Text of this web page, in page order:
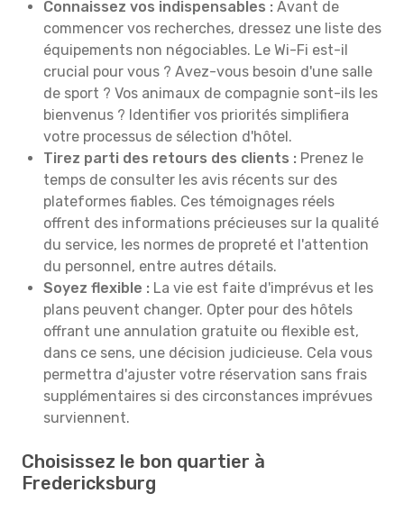
Connaissez vos indispensables : Avant de
commencer vos recherches, dressez une liste des
équipements non négociables. Le Wi-Fi est-il
crucial pour vous ? Avez-vous besoin d'une salle
de sport ? Vos animaux de compagnie sont-ils les
bienvenus ? Identifier vos priorités simplifiera
votre processus de sélection d'hôtel.
Tirez parti des retours des clients : Prenez le
temps de consulter les avis récents sur des
plateformes fiables. Ces témoignages réels
offrent des informations précieuses sur la qualité
du service, les normes de propreté et l'attention
du personnel, entre autres détails.
Soyez flexible : La vie est faite d'imprévus et les
plans peuvent changer. Opter pour des hôtels
offrant une annulation gratuite ou flexible est,
dans ce sens, une décision judicieuse. Cela vous
permettra d'ajuster votre réservation sans frais
supplémentaires si des circonstances imprévues
surviennent.
Choisissez le bon quartier à
Fredericksburg